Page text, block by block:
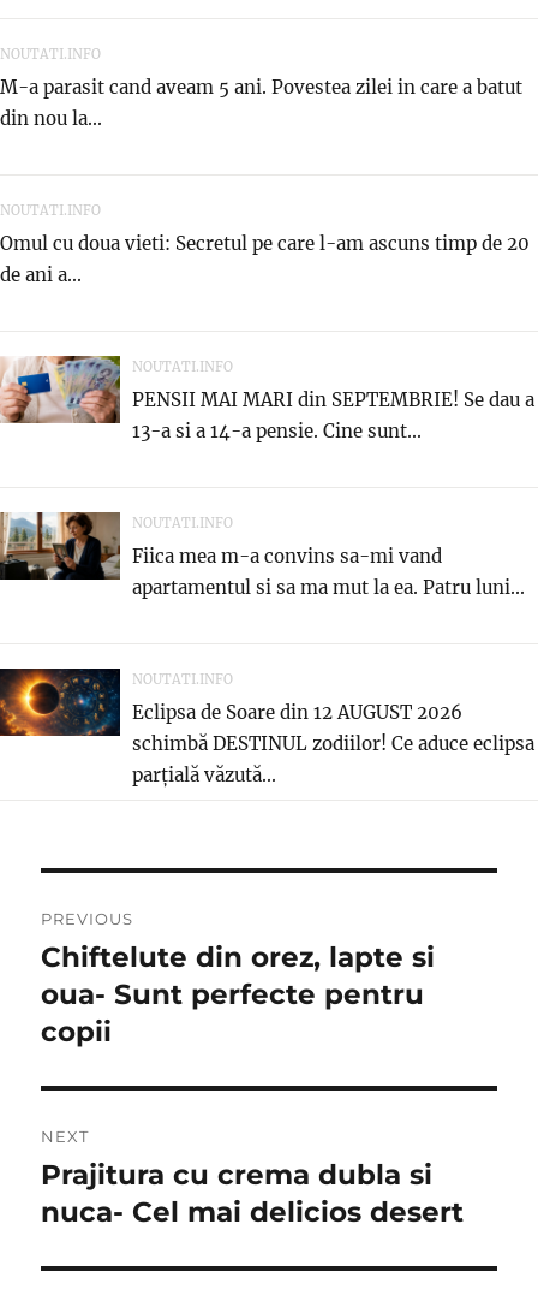
NOUTATI.INFO
M-a parasit cand aveam 5 ani. Povestea zilei in care a batut
din nou la...
NOUTATI.INFO
Omul cu doua vieti: Secretul pe care l-am ascuns timp de 20
de ani a...
NOUTATI.INFO
PENSII MAI MARI din SEPTEMBRIE! Se dau a
13-a si a 14-a pensie. Cine sunt...
NOUTATI.INFO
Fiica mea m-a convins sa-mi vand
apartamentul si sa ma mut la ea. Patru luni...
NOUTATI.INFO
Eclipsa de Soare din 12 AUGUST 2026
schimbă DESTINUL zodiilor! Ce aduce eclipsa
parțială văzută...
navigation
PREVIOUS
Previous
post:
Chiftelute din orez, lapte si
oua- Sunt perfecte pentru
copii
NEXT
Next
post:
Prajitura cu crema dubla si
nuca- Cel mai delicios desert